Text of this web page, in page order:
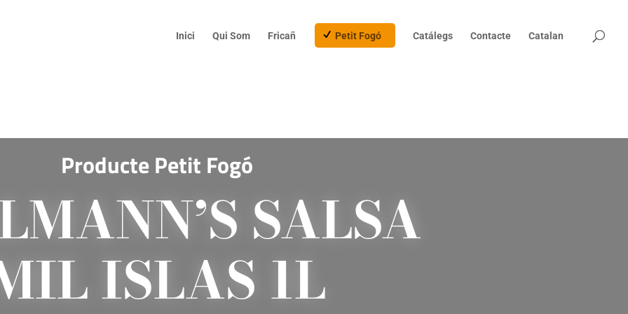
Inici Qui Som Fricañ Petit Fogó Catálegs Contacte Catalan
Producte Petit Fogó
SALSA
ISLAS 1L